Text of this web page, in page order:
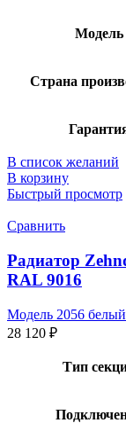
Модель
Страна
В список желаний
В корзину
Быстрый просмотр
Сравнить
Радиатор
RAL 9016
Модель 2056
28 120 ₽
Тип